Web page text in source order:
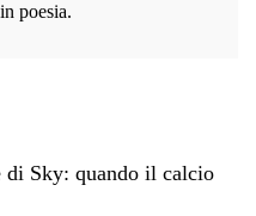
poesia.
di Sky: quando il calcio